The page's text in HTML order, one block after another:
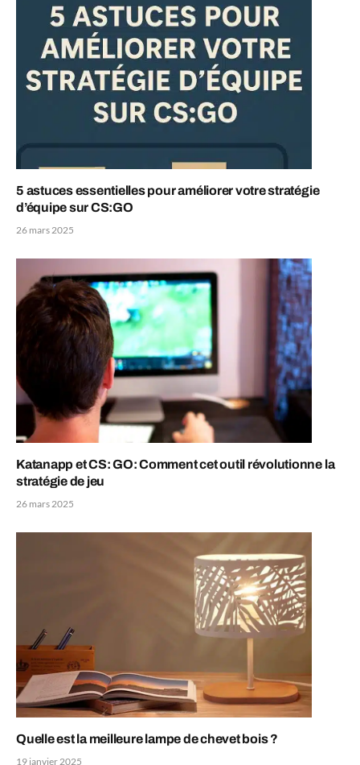
5 astuces essentielles pour améliorer votre stratégie
d’équipe sur CS:GO
26 mars 2025
Katanapp et CS: GO: Comment cet outil révolutionne la
stratégie de jeu
26 mars 2025
Quelle est la meilleure lampe de chevet bois ?
19 janvier 2025